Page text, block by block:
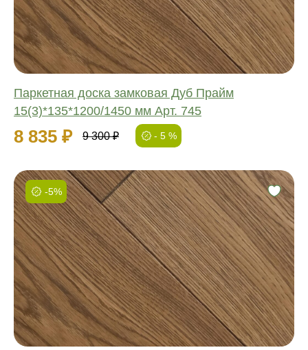
Паркетная доска замковая Дуб Прайм
15(3)*135*1200/1450 мм Арт. 745
8 835 ₽ 9 300 ₽ - 5 %
Толщина:
-5%
Фаска:
Соединение:
Обработка:
Длина:
Ширина:
Толщина: